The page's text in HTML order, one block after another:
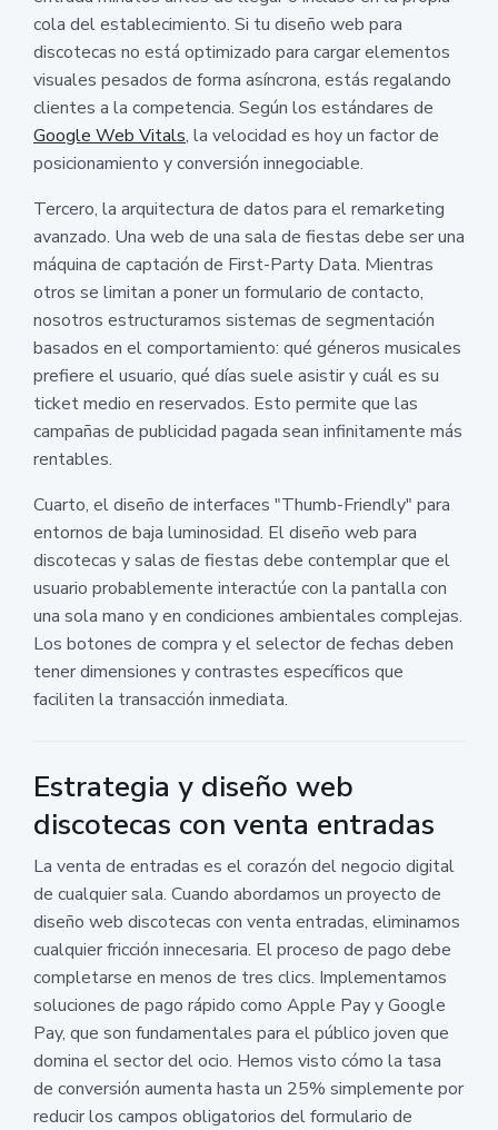
cola del establecimiento. Si tu diseño web para
discotecas no está optimizado para cargar elementos
visuales pesados de forma asíncrona, estás regalando
clientes a la competencia. Según los estándares de
Google Web Vitals, la velocidad es hoy un factor de
posicionamiento y conversión innegociable.
Tercero, la arquitectura de datos para el remarketing
avanzado. Una web de una sala de fiestas debe ser una
máquina de captación de First-Party Data. Mientras
otros se limitan a poner un formulario de contacto,
nosotros estructuramos sistemas de segmentación
basados en el comportamiento: qué géneros musicales
prefiere el usuario, qué días suele asistir y cuál es su
ticket medio en reservados. Esto permite que las
campañas de publicidad pagada sean infinitamente más
rentables.
Cuarto, el diseño de interfaces "Thumb-Friendly" para
entornos de baja luminosidad. El diseño web para
discotecas y salas de fiestas debe contemplar que el
usuario probablemente interactúe con la pantalla con
una sola mano y en condiciones ambientales complejas.
Los botones de compra y el selector de fechas deben
tener dimensiones y contrastes específicos que
faciliten la transacción inmediata.
Estrategia y diseño web
discotecas con venta entradas
La venta de entradas es el corazón del negocio digital
de cualquier sala. Cuando abordamos un proyecto de
diseño web discotecas con venta entradas, eliminamos
cualquier fricción innecesaria. El proceso de pago debe
completarse en menos de tres clics. Implementamos
soluciones de pago rápido como Apple Pay y Google
Pay, que son fundamentales para el público joven que
domina el sector del ocio. Hemos visto cómo la tasa
de conversión aumenta hasta un 25% simplemente por
reducir los campos obligatorios del formulario de